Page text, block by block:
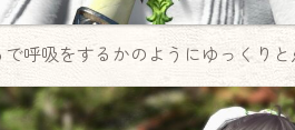
呼吸をするかのようにゆっくりと